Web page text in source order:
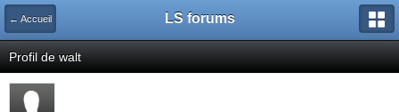
← Accueil LS forums
Profil de walt